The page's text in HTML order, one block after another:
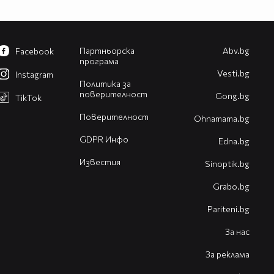
Партньорска
програма
Политика за
поверителност
Поверителност
GDPR Инфо
Известия
Facebook
Instagram
TikTok
Abv.bg
Vesti.bg
Gong.bg
Оhnamama.bg
Edna.bg
Sinoptik.bg
Grabo.bg
Pariteni.bg
За нас
За реклама